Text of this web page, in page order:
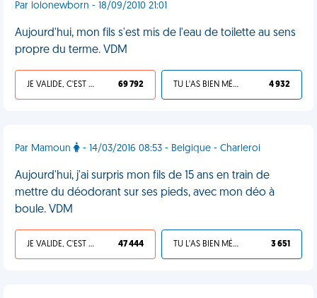
Par lolonewborn - 18/09/2010 21:01
Aujourd'hui, mon fils s'est mis de l'eau de toilette au sens
propre du terme. VDM
JE VALIDE, C'EST UNE VDM 69 792 TU L'AS BIEN MÉRITÉ 4 932
Par Mamoun - 14/03/2016 08:53 - Belgique - Charleroi
Aujourd'hui, j'ai surpris mon fils de 15 ans en train de
mettre du déodorant sur ses pieds, avec mon déo à
boule. VDM
JE VALIDE, C'EST UNE VDM 47 444 TU L'AS BIEN MÉRITÉ 3 651